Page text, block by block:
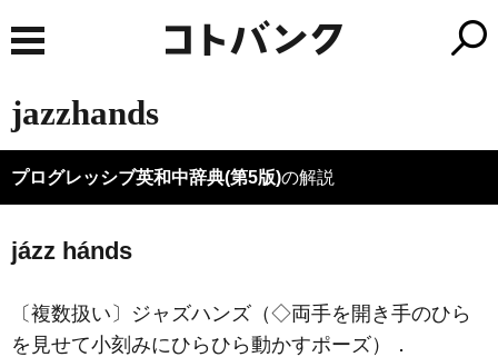
jazzhands
プログレッシブ英和中辞典(第5版)の解説
jázz hánds
〔複数扱い〕ジャズハンズ（◇両手を開き手のひら
を見せて小刻みにひらひら動かすポーズ）
．